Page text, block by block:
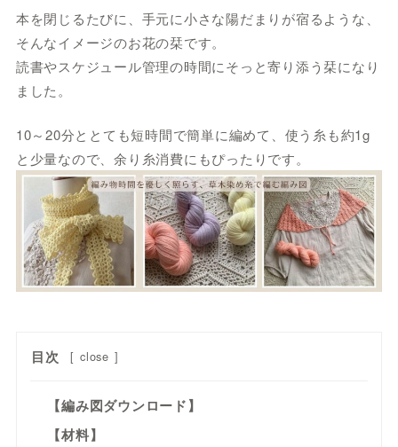
本を閉じるたびに、手元に小さな陽だまりが宿るような、
そんなイメージのお花の栞です。
読書やスケジュール管理の時間にそっと寄り添う栞になり
ました。
10～20分ととても短時間で簡単に編めて、使う糸も約1g
と少量なので、余り糸消費にもぴったりです。
目次 [ close ]
【編み図ダウンロード】
【材料】